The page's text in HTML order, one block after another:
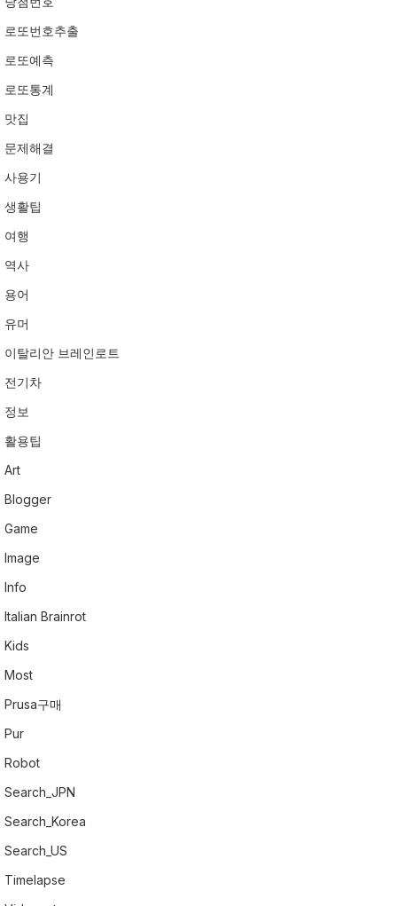
로또번호추출
로또예측
로또통계
맛집
문제해결
사용기
생활팁
여행
역사
용어
유머
이탈리안 브레인로트
전기차
정보
활용팁
Art
Blogger
Game
Image
Info
Italian Brainrot
Kids
Most
Prusa구매
Pur
Robot
Search_JPN
Search_Korea
Search_US
Timelapse